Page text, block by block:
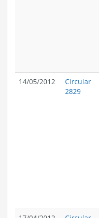
14/05/2012
Circular
2829